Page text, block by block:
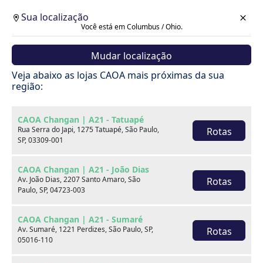
Sua localização
Você está em Columbus / Ohio.
Mudar localização
Veja abaixo as lojas CAOA mais próximas da sua
região:
CAOA Changan | A21 - Tatuapé
Rua Serra do Japi, 1275 Tatuapé, São Paulo,
SP, 03309-001
Rotas
CAOA Changan | A21 - João Dias
Av. João Dias, 2207 Santo Amaro, São
Paulo, SP, 04723-003
Rotas
CAOA Changan | A21 - Sumaré
Av. Sumaré, 1221 Perdizes, São Paulo, SP,
05016-110
Rotas
Carros